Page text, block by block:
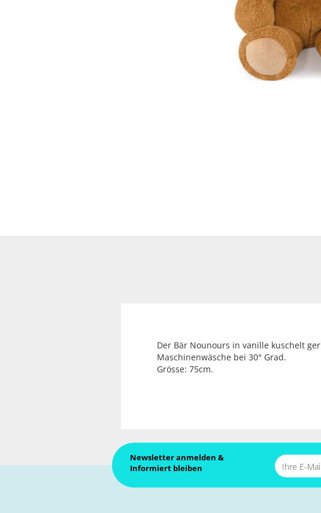
Der Bär Nounours in vanille kuschelt
Maschinenwäsche bei 30° Grad.
Grösse: 75cm.
Newsletter anmelden &
Informiert bleiben